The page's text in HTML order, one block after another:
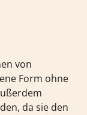
von
Form ohne
da sie den